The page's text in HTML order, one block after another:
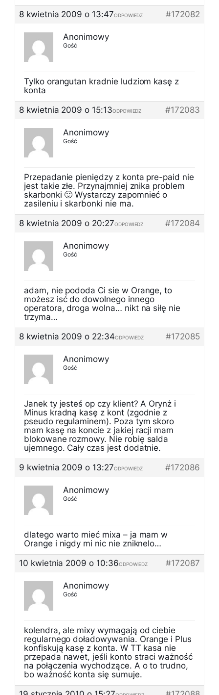
8 kwietnia 2009 o 13:47
#172082
ODPOWIEDZ
Anonimowy
Gość
Tylko orangutan kradnie ludziom kasę z
konta
8 kwietnia 2009 o 15:13
#172083
ODPOWIEDZ
Anonimowy
Gość
Przepadanie pieniędzy z konta pre-paid nie
jest takie złe. Przynajmniej znika problem
skarbonki 🙂 Wystarczy zapomnieć o
zasileniu i skarbonki nie ma.
8 kwietnia 2009 o 20:27
#172084
ODPOWIEDZ
Anonimowy
Gość
adam, nie pododa Ci sie w Orange, to
możesz isć do dowolnego innego
operatora, droga wolna… nikt na siłę nie
trzyma…
8 kwietnia 2009 o 22:34
#172085
ODPOWIEDZ
Anonimowy
Gość
Janek ty jesteś op czy klient? A Orynż i
Minus kradną kasę z kont (zgodnie z
pseudo regulaminem). Poza tym skoro
mam kasę na koncie z jakiej racji mam
blokowane rozmowy. Nie robię salda
ujemnego. Cały czas jest dodatnie.
9 kwietnia 2009 o 13:27
#172086
ODPOWIEDZ
Anonimowy
Gość
dlatego warto mieć mixa – ja mam w
Orange i nigdy mi nic nie zniknelo…
10 kwietnia 2009 o 10:36
#172087
ODPOWIEDZ
Anonimowy
Gość
kolendra, ale mixy wymagają od ciebie
regularnego doładowywania. Orange i Plus
konfiskują kasę z konta. W TT kasa nie
przepada nawet, jeśli konto straci ważność
na połączenia wychodzące. A o to trudno,
bo ważność konta się sumuje.